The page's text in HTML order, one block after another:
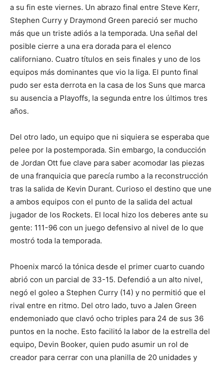
a su fin este viernes. Un abrazo final entre Steve Kerr,
Stephen Curry y Draymond Green pareció ser mucho
más que un triste adiós a la temporada. Una señal del
posible cierre a una era dorada para el elenco
californiano. Cuatro títulos en seis finales y uno de los
equipos más dominantes que vio la liga. El punto final
pudo ser esta derrota en la casa de los Suns que marca
su ausencia a Playoffs, la segunda entre los últimos tres
años.
Del otro lado, un equipo que ni siquiera se esperaba que
pelee por la postemporada. Sin embargo, la conducción
de Jordan Ott fue clave para saber acomodar las piezas
de una franquicia que parecía rumbo a la reconstrucción
tras la salida de Kevin Durant. Curioso el destino que une
a ambos equipos con el punto de la salida del actual
jugador de los Rockets. El local hizo los deberes ante su
gente: 111-96 con un juego defensivo al nivel de lo que
mostró toda la temporada.
Phoenix marcó la tónica desde el primer cuarto cuando
abrió con un parcial de 33-15. Defendió a un alto nivel,
negó el goleo a Stephen Curry (14) y no permitió que el
rival entre en ritmo. Del otro lado, tuvo a Jalen Green
endemoniado que clavó ocho triples para 24 de sus 36
puntos en la noche. Esto facilitó la labor de la estrella del
equipo, Devin Booker, quien pudo asumir un rol de
creador para cerrar con una planilla de 20 unidades y